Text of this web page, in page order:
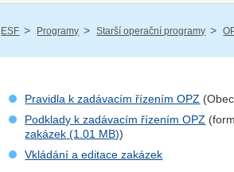
ESF / Programy / Starší operační programy /
Pravidla k zadávacím řízením OPZ
Podklady k zadávacím řízením OPZ
zakázek
)
Vkládání a editace zakázek